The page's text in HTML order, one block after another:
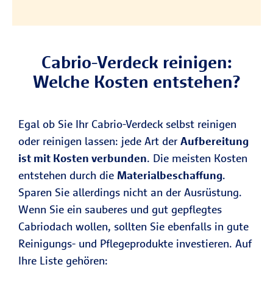
Cabrio-Verdeck reinigen:
Welche Kosten entstehen?
Egal ob Sie Ihr Cabrio-Verdeck selbst reinigen
oder reinigen lassen: jede Art der Aufbereitung
ist mit Kosten verbunden. Die meisten Kosten
entstehen durch die Materialbeschaffung.
Sparen Sie allerdings nicht an der Ausrüstung.
Wenn Sie ein sauberes und gut gepflegtes
Cabriodach wollen, sollten Sie ebenfalls in gute
Reinigungs- und Pflegeprodukte investieren. Auf
Ihre Liste gehören: